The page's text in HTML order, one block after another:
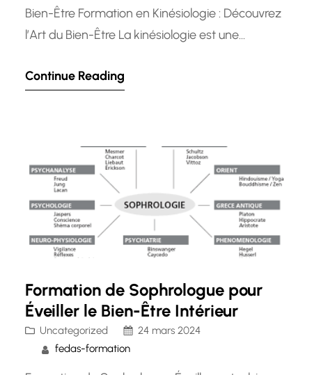
Bien-Être Formation en Kinésiologie : Découvrez
l’Art du Bien-Être La kinésiologie est une
des techniques de thérapie alternatives pour
le corps comme un tout interconnecté, où les
déséquilibres émotionnels et…
Continue Reading
Formation de Sophrologue pour
Éveiller le Bien-Être Intérieur
Uncategorized
24 mars 2024
fedas-formation